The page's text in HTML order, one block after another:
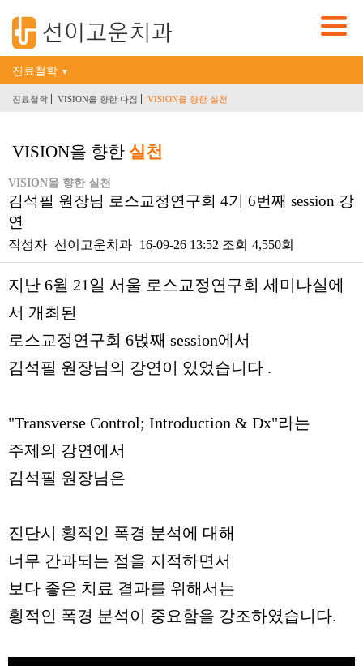
진료철학 ▼
진료철학 VISION을 향한 다짐 VISION을 향한 실천
VISION을 향한 실천
VISION을 향한 실천
김석필 원장님 로스교정연구회 4기 6번째 session 강
연
작성자 선이고운치과 16-09-26 13:52 조회 4,550회
본문
지난 6월 21일 서울 로스교정연구회 세미나실에
서 개최된
로스교정연구회 6벉째 session에서
김석필 원장님의 강연이 있었습니다 .
"Transverse Control; Introduction & Dx"라는
주제의 강연에서
김석필 원장님은
진단시 횡적인 폭경 분석에 대해
너무 간과되는 점을 지적하면서
보다 좋은 치료 결과를 위해서는
횡적인 폭경 분석이 중요함을 강조하였습니다.